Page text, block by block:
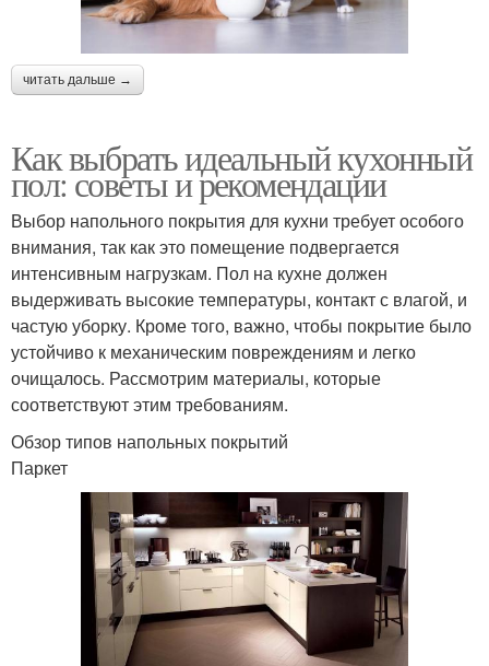
читать дальше →
Как выбрать идеальный кухонный
пол: советы и рекомендации
Выбор напольного покрытия для кухни требует особого
внимания, так как это помещение подвергается
интенсивным нагрузкам. Пол на кухне должен
выдерживать высокие температуры, контакт с влагой, и
частую уборку. Кроме того, важно, чтобы покрытие было
устойчиво к механическим повреждениям и легко
очищалось. Рассмотрим материалы, которые
соответствуют этим требованиям.
Обзор типов напольных покрытий
Паркет